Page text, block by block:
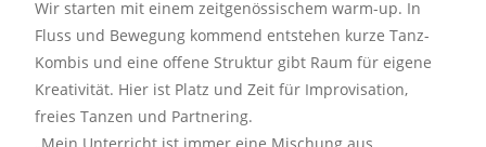
Wir starten mit einem zeitgenössischem warm-up. In
Fluss und Bewegung kommend entstehen kurze Tanz-
Kombis und eine offene Struktur gibt Raum für eigene
Kreativität. Hier ist Platz und Zeit für Improvisation,
freies Tanzen und Partnering.